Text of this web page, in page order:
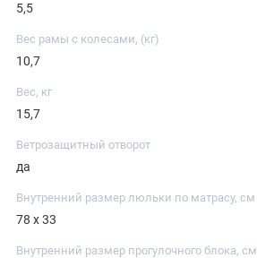
5,5
Вес рамы с колесами, (кг)
10,7
Вес, кг
15,7
Ветрозащитный отворот
да
Внутренний размер люльки по матрасу, см
78 х 33
Внутренний размер прогулочного блока, см